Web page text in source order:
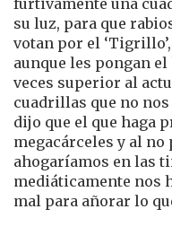
su luz, para que
votan por el
aunque les pongan
veces superior al
cuadrillas que no
dijo que el que haga
megacárceles y al
ahogaríamos en las
mediáticamente nos
mal para añorar lo